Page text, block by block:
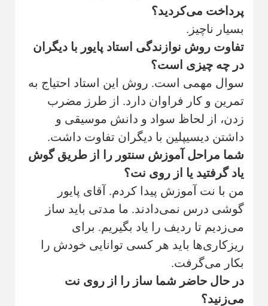
پرداخت می‌کردید؟
‌بسیار ناچیز.
‌تفاوت روش نوازندگی استاد پایور با دیگران
در چه چیزی است؟
‌سوال مهمی است. روش این استاد احتیاج به
تمرین و کار فراوان دارد. از طرز مضرب
زدن، از لحاظ سواد و دانش موسیقی و
داشتن دیسیپلین با دیگران تفاوت داشت.
‌شما مراحل آموزش سنتور را از طریق گوش
یاد گرفتید یا از روی نت؟
‌من با نت آموزش پیدا کردم. آقای پایور
گوشی درس نمی‌دادند. ما مدتی باید ساز
می‌زدیم تا ردیف را یاد بگیریم. برای
ریزکاری‌ها باید هر کسی توانایی خودش را
بکار می‌گرفت.
‌در حال حاضر شما ساز را از روی نت
می‌زنید؟